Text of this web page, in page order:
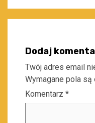
Dodaj
Twój adres email
Wymagane pola są
Komentarz *